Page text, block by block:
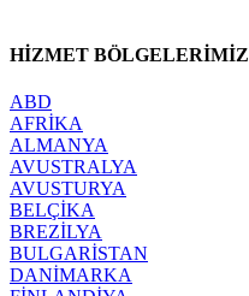
HİZMET BÖLGELERİMİZ
ABD
AFRİKA
ALMANYA
AVUSTRALYA
AVUSTURYA
BELÇİKA
BREZİLYA
BULGARİSTAN
DANİMARKA